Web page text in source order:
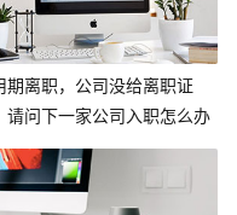
期离职，公司没给离职证
请问下一家公司入职怎么办